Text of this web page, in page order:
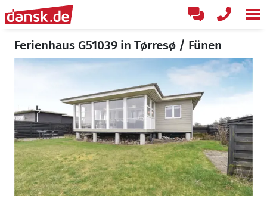
Ferienhaus G51039 in Tørresø / Fünen